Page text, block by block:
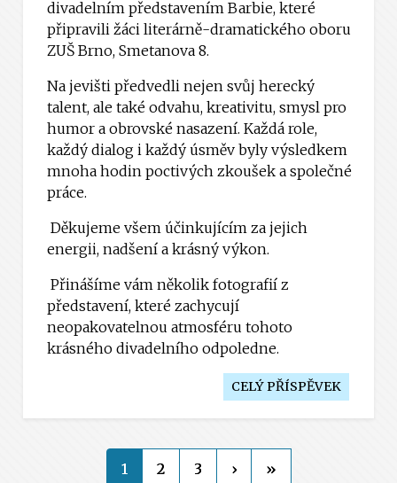
divadelním představením Barbie, které
připravili žáci literárně-dramatického oboru
ZUŠ Brno, Smetanova 8.
Na jevišti předvedli nejen svůj herecký
talent, ale také odvahu, kreativitu, smysl pro
humor a obrovské nasazení. Každá role,
každý dialog i každý úsměv byly výsledkem
mnoha hodin poctivých zkoušek a společné
práce.
Děkujeme všem účinkujícím za jejich
energii, nadšení a krásný výkon.
Přinášíme vám několik fotografií z
představení, které zachycují
neopakovatelnou atmosféru tohoto
krásného divadelního odpoledne.
CELÝ PŘÍSPĚVEK
1 2 3 › »